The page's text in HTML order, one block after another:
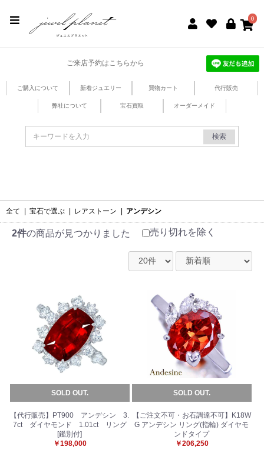
0
ご来店予約はこちらから
ご購入について 新着ジュエリー 買物カート 代行販売
弊社について 宝石買取 オーダーメイド
検索
全て 宝石で選ぶ レアストーン アンデシン
2件の商品が見つかりました 売り切れを除く
SOLD OUT.
【代行販売】PT900 アンデシン 3.
7ct ダイヤモンド 1.01ct リング
[鑑別付]
￥198,000
SOLD OUT.
【ご注文不可・お石調達不可】K18W
G アンデシン リング(指輪) ダイヤモ
ンドタイプ
￥206,250